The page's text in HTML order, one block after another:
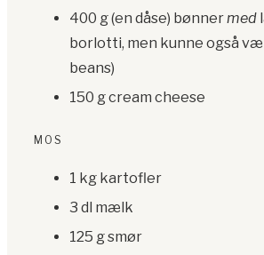
400 g (en dåse) bønnermed
borlotti, men kunne også
beans)
150 g cream cheese
MOS
1 kg kartofler
3 dl mælk
125 g smør